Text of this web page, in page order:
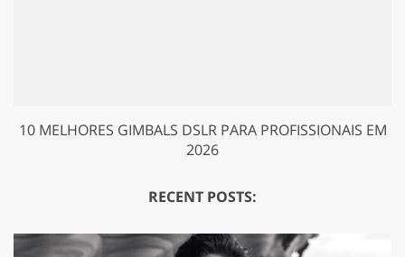
10 MELHORES GIMBALS DSLR PARA PROFISSIONAIS EM
2026
RECENT POSTS: